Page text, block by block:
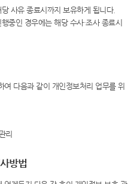
사유 종료시까지 보유하게 됩니다.
중인 경우에는 해당 수사·조사 종료시
다음과 같이 개인정보처리 업무를 위
리
방법